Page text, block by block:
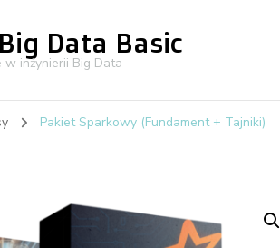
Data Basic
w inżynierii Big Data
Pakiet Sparkowy (Fundament + Tajniki)